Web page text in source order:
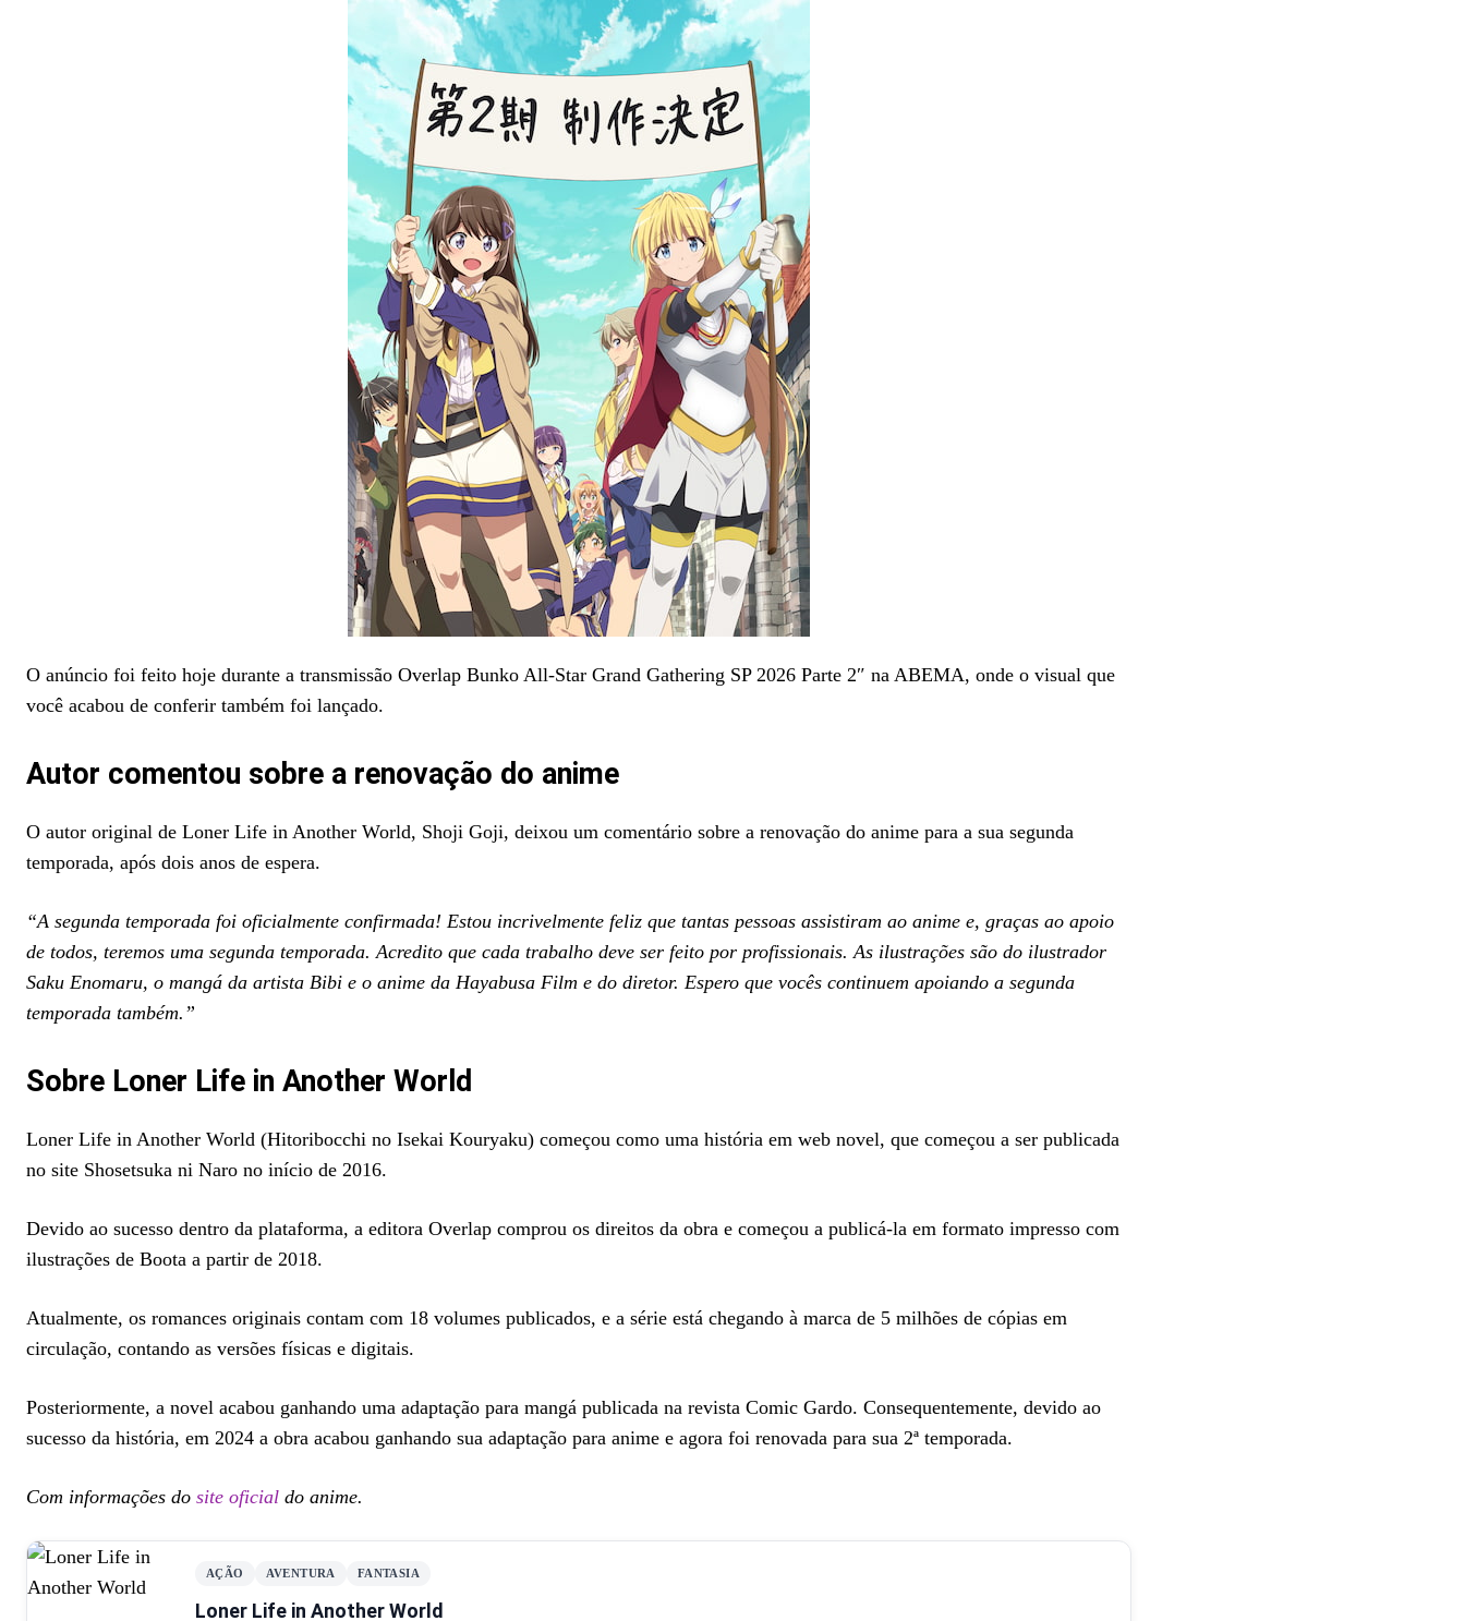
O anúncio foi feito hoje durante a transmissão Overlap Bunko All-Star Grand Gathering SP 2026 Parte 2″ na ABEMA, onde o visual que
você acabou de conferir também foi lançado.
Autor comentou sobre a renovação do anime
O autor original de Loner Life in Another World, Shoji Goji, deixou um comentário sobre a renovação do anime para a sua segunda
temporada, após dois anos de espera.
“A segunda temporada foi oficialmente confirmada! Estou incrivelmente feliz que tantas pessoas assistiram ao anime e, graças ao apoio
de todos, teremos uma segunda temporada. Acredito que cada trabalho deve ser feito por profissionais. As ilustrações são do ilustrador
Saku Enomaru, o mangá da artista Bibi e o anime da Hayabusa Film e do diretor. Espero que vocês continuem apoiando a segunda
temporada também.”
Sobre Loner Life in Another World
Loner Life in Another World (Hitoribocchi no Isekai Kouryaku) começou como uma história em web novel, que começou a ser publicada
no site Shosetsuka ni Naro no início de 2016.
Devido ao sucesso dentro da plataforma, a editora Overlap comprou os direitos da obra e começou a publicá-la em formato impresso com
ilustrações de Boota a partir de 2018.
Atualmente, os romances originais contam com 18 volumes publicados, e a série está chegando à marca de 5 milhões de cópias em
circulação, contando as versões físicas e digitais.
Posteriormente, a novel acabou ganhando uma adaptação para mangá publicada na revista Comic Gardo. Consequentemente, devido ao
sucesso da história, em 2024 a obra acabou ganhando sua adaptação para anime e agora foi renovada para sua 2ª temporada.
Com informações do site oficial do anime.
AÇÃO AVENTURA FANTASIA
Loner Life in Another World